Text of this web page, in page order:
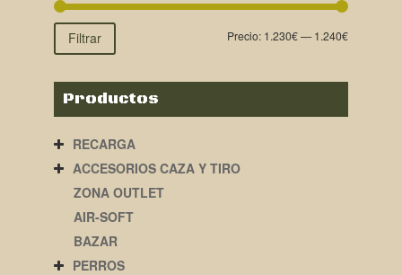
Filtrar Precio: 1.230€—1.240€
Productos
RECARGA
ACCESORIOS CAZA Y TIRO
ZONA OUTLET
AIR-SOFT
BAZAR
PERROS